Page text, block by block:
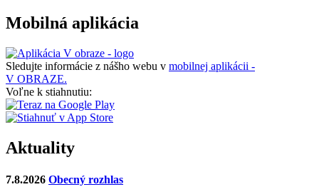
Mobilná aplikácia
Sledujte informácie z nášho webu v mobilnej aplikácii -
V OBRAZE.
Voľne k stiahnutiu:
Aktuality
7.8.2026 Obecný rozhlas